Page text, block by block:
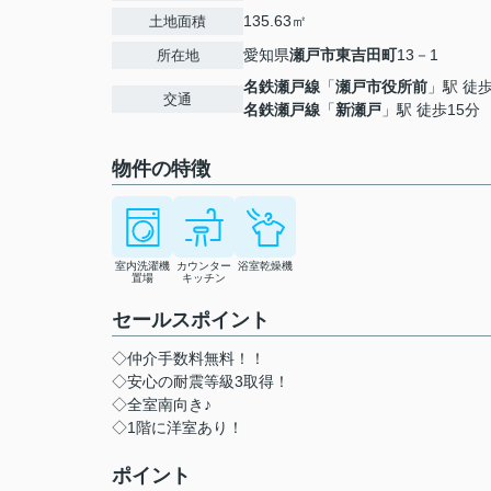
土地面積 135.63㎡
所在地 愛知県瀬戸市東吉田町13－1
交通
名鉄瀬戸線 「瀬戸市役所前 」駅 徒
名鉄瀬戸線 「新瀬戸 」駅 徒歩15分
物件の特徴
室内洗濯機
置場
カウンター
キッチン
浴室乾燥機
セールスポイント
◇仲介手数料無料！！
◇安心の耐震等級3取得！
◇全室南向き♪
◇1階に洋室あり！
ポイント